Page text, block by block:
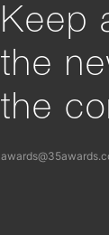
Keep
the
the